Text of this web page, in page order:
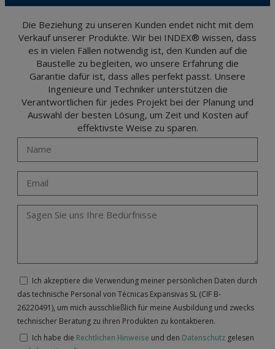
and opposition under the provisions of the General Data Protection Regulation
Portalada II | c/ Segador 13, 26006 | Logroño (La Rioja).
Die Beziehung zu unseren Kunden endet nicht mit dem
Verkauf unserer Produkte. Wir bei INDEX® wissen, dass
es in vielen Fällen notwendig ist, den Kunden auf die
Baustelle zu begleiten, wo unsere Erfahrung die
Garantie dafür ist, dass alles perfekt passt. Unsere
Ingenieure und Techniker unterstützen die
Verantwortlichen für jedes Projekt bei der Planung und
Auswahl der besten Lösung, um Zeit und Kosten auf
effektivste Weise zu sparen.
Ich akzeptiere die Verwendung meiner persönlichen Daten durch
das technische Personal von Técnicas Expansivas SL (CIF B-
26220491), um mich ausschließlich für meine Ausbildung und zwecks
technischer Beratung zu ihren Produkten zu kontaktieren.
Ich habe die Rechtlichen Hinweise und den Datenschutz gelesen